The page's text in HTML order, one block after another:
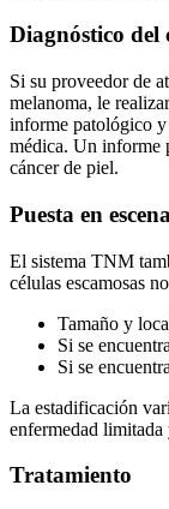
Diagnóstico del
Si su proveedor de
melanoma, le
informe patológico y
médica. Un informe
cáncer de piel.
Puesta en escena
El sistema TNM
células escamosas
Tamaño y
Si se
Si se
La estadificación
enfermedad limitada
Tratamiento